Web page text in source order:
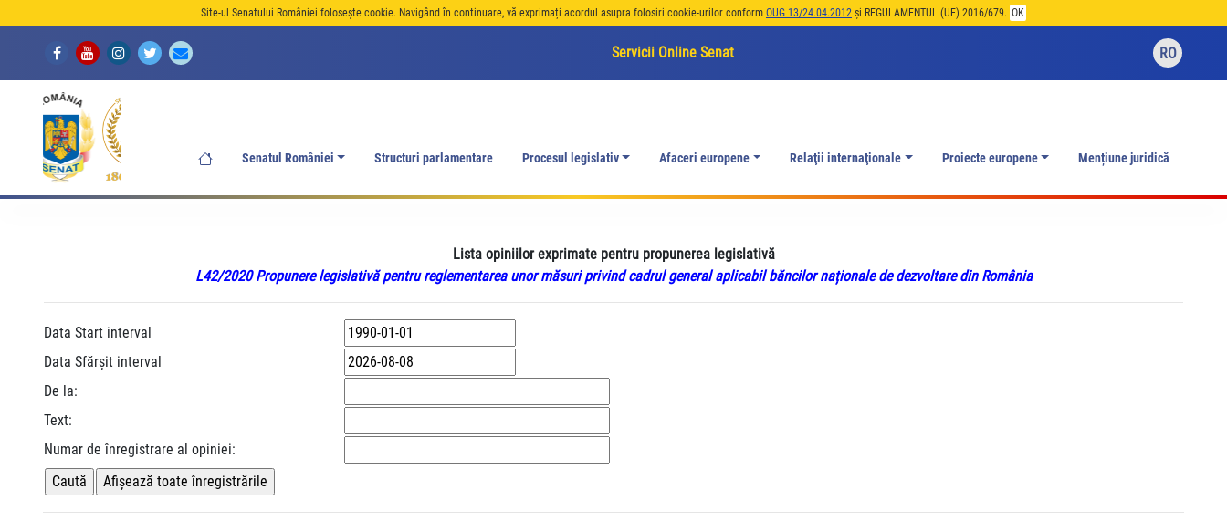
Site-ul Senatului României folosește cookie. Navigând în continuare, vă exprimați acordul asupra folosiri cookie-urilor conform OUG 13/24.04.2012 și REGULAMENTUL (UE) 2016/679. OK
Servicii Online Senat RO
Senatul României Structuri parlamentare Procesul legislativ Afaceri europene Relaţii internaţionale Proiecte europene Mențiune juridică
Lista opiniilor exprimate pentru propunerea legislativă
L42/2020 Propunere legislativă pentru reglementarea unor măsuri privind cadrul general aplicabil băncilor naționale de dezvoltare din România
Data Start interval
Data Sfărșit interval
De la:
Text:
Numar de înregistrare al opiniei: